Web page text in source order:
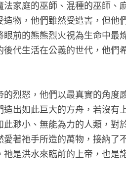
來自正統魔法家庭的巫師、
舟上各樣受造物，他們雖然
死如歸，將眼前的熊熊烈火
希望自己的後代生活在公義
洪水是上帝的烈怒，他們以
，即使他們造出如此巨大的
上剪除，如此渺小、無能為
但上帝仍然愛著祂手所造的
無法成就。祂是洪水來臨前
間的。